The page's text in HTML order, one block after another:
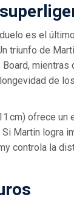
es el
triunfo de
de
cm) ofrece
Martin logra
controla la